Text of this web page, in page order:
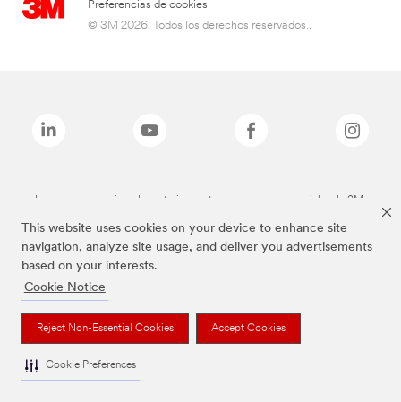
This website uses cookies on your device to enhance site
navigation, analyze site usage, and deliver you advertisements
based on your interests.
Cookie Notice
Reject Non-Essential Cookies Accept Cookies
Cookie Preferences
Preferencias de cookies
© 3M 2026. Todos los derechos reservados..
Las marcas mencionadas anteriormente son marcas comerciales de 3M.